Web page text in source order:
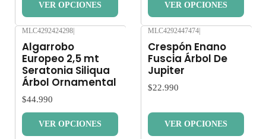
VER OPCIONES VER OPCIONES
MLC4292424298|
Algarrobo
Europeo 2,5 mt
Seratonia Siliqua
Árbol Ornamental
$44.990
VER OPCIONES
MLC4292447474|
Crespón Enano
Fuscia Árbol De
Jupiter
$22.990
VER OPCIONES